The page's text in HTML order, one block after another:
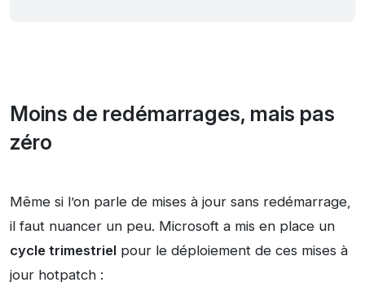
Moins de redémarrages, mais pas
zéro
Même si l’on parle de mises à jour sans redémarrage,
il faut nuancer un peu. Microsoft a mis en place un
cycle trimestriel pour le déploiement de ces mises à
jour hotpatch :